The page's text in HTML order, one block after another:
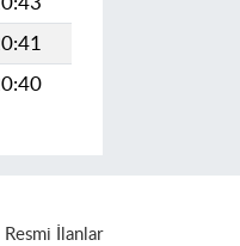
Resmi İlanlar